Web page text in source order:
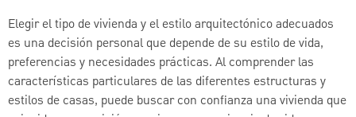
Elegir el tipo de vivienda y el estilo arquitectónico adecuados
es una decisión personal que depende de su estilo de vida,
preferencias y necesidades prácticas. Al comprender las
características particulares de las diferentes estructuras y
estilos de casas, puede buscar con confianza una vivienda que